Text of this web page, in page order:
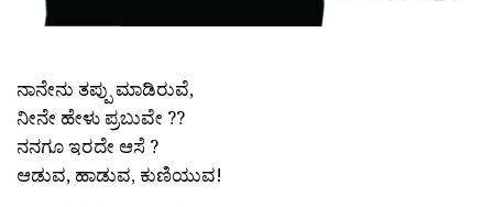
ನಾನೇನು ತಪ್ಪು ಮಾಡಿರುವೆ,
ನೀನೇ ಹೇಳು ಪ್ರಬುವೇ ??
ನನಗೂ ಇರದೇ ಆಸೆ ?
ಆಡುವ, ಹಾಡುವ, ಕುಣಿಯುವ!